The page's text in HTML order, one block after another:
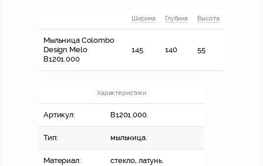
Ширина Глубина Высота
Мыльница Colombo
Design Melo
В1201.000
145 140 55
Характеристики
Артикул: В1201.000.
Тип: мыльница.
Материал: стекло, латунь.